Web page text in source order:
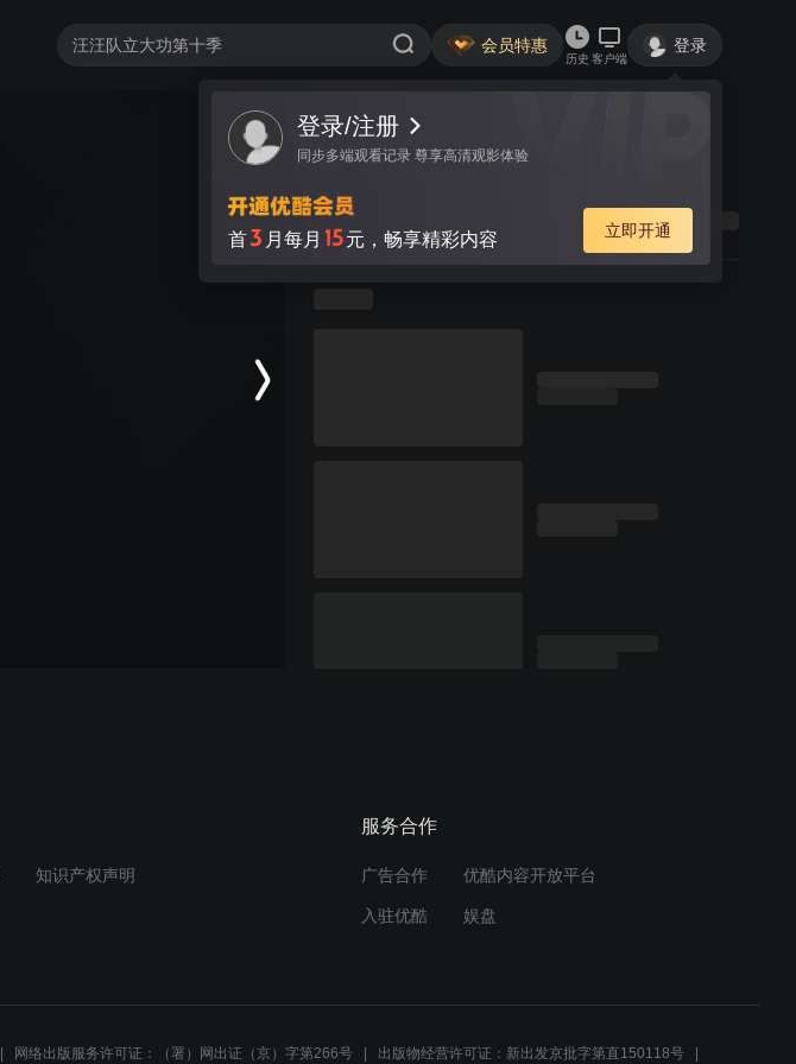
会员特惠
历史 客户端
登录
登录/注册
同步多端观看记录 尊享高清观影体验
首3 月每月 15元，畅享精彩内容 立即开通
知识产权声明
服务合作
广告合作 优酷内容开放平台
入驻优酷 娱盘
网络出版服务许可证：（署）网出证（京）字第266号 出版物经营许可证：新出发京批字第直150118号